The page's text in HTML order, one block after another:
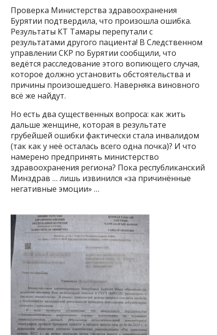
Проверка Министерства здравоохранения
Бурятии подтвердила, что произошла ошибка.
Результаты КТ Тамары перепутали с
результатами другого пациента! В Следственном
управлении СКР по Бурятии сообщили, что
ведётся расследование этого вопиющего случая,
которое должно установить обстоятельства и
причины произошедшего. Наверняка виновного
всё же найдут.
Но есть два существенных вопроса: как жить
дальше женщине, которая в результате
грубейшей ошибки фактически стала инвалидом
(так как у неё осталась всего одна почка)? И что
намерено предпринять министерство
здравоохранения региона? Пока республиканский
Минздрав … лишь извинился «за причинённые
негативные эмоции» …